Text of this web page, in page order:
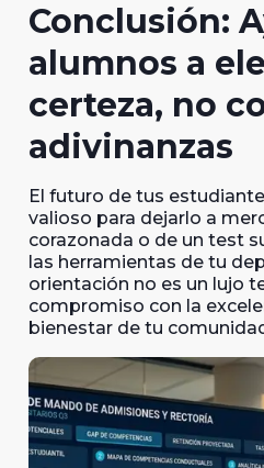
Conclusión:
alumnos a
certeza, no
adivinanzas
El futuro de tus
valioso para dejarlo a
corazonada o de un test
las herramientas de tu
orientación no es un lujo
compromiso con la
bienestar de tu